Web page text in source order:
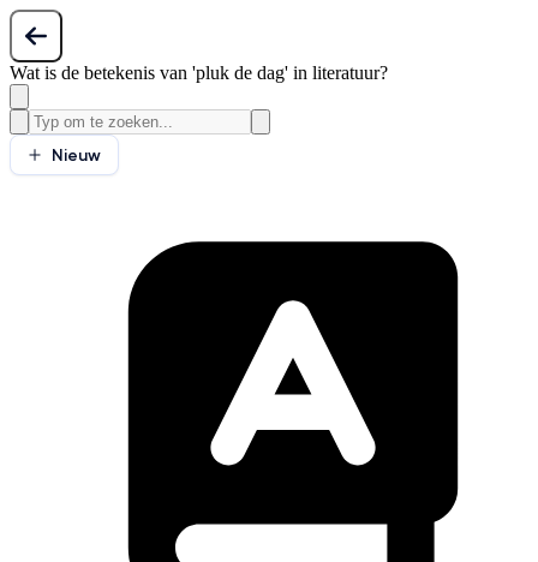
Wat is de betekenis van 'pluk de dag' in literatuur?
Nieuw